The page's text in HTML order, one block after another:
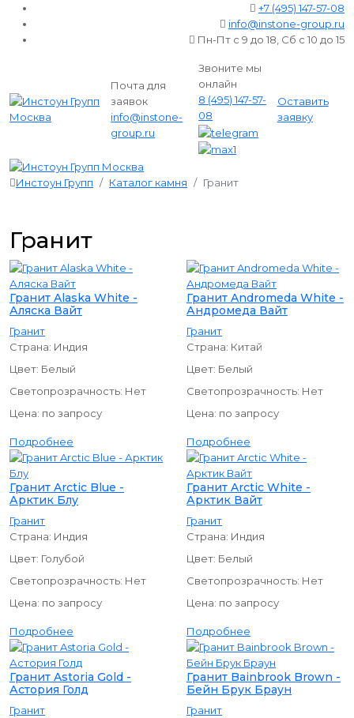
+7 (495) 147-57-08
info@instone-group.ru
Пн-Пт с 9 до 18, Сб с 10 до 15
Почта для
заявок
info@instone-
group.ru
Звоните мы
онлайн
8 (495) 147-57-
08
Оставить
заявку
Инстоун Групп Каталог камня Гранит
Гранит
Гранит Alaska White -
Аляска Вайт
Гранит
Страна: Индия
Цвет: Белый
Светопрозрачность: Нет
Цена: по запросу
Подробнее
Гранит Andromeda White -
Андромеда Вайт
Гранит
Страна: Китай
Цвет: Белый
Светопрозрачность: Нет
Цена: по запросу
Подробнее
Гранит Arctic Blue -
Арктик Блу
Гранит
Страна: Индия
Цвет: Голубой
Светопрозрачность: Нет
Цена: по запросу
Подробнее
Гранит Arctic White -
Арктик Вайт
Гранит
Страна: Индия
Цвет: Белый
Светопрозрачность: Нет
Цена: по запросу
Подробнее
Гранит Astoria Gold -
Астория Голд
Гранит
Гранит Bainbrook Brown -
Бейн Брук Браун
Гранит